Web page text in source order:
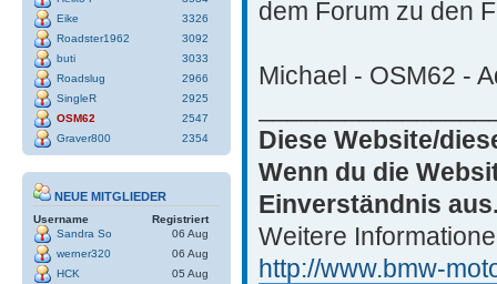
Eike
3326
Roadster1962
3092
buti
3033
Roadslug
2966
SingleR
2925
OSM62
2547
Graver800
2354
NEUE MITGLIEDER
Username
Registriert
Sandra So
06 Aug
werner320
06 Aug
HCK
05 Aug
dem Forum zu den
Michael - OSM62 -
Diese Website/
Wenn du die
Einverständnis
Weitere
http://www.bmw-